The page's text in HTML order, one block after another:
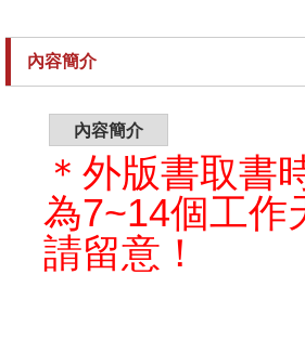
內容簡介
內容簡介
＊外版書取書
為7~14個工作
請留意！